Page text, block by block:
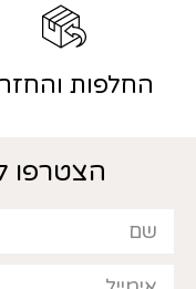
החלפות
הצטרפו